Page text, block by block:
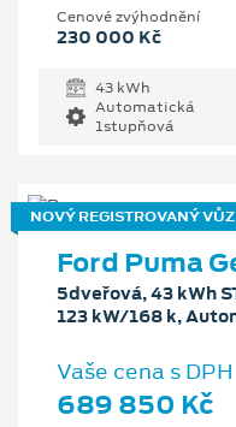
Cenové zvýhodnění
230 000 Kč
43 kWh
Automatická
1stupňová
NOVÝ REGISTROVANÝ VŮZ
Ford Puma
5dveřová, 43 kWh
123 kW/168 k,
Vaše cena s DPH
689 850 Kč